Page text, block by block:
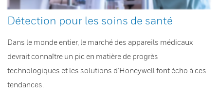
Détection pour les soins de santé
Dans le monde entier, le marché des appareils médicaux
devrait connaître un pic en matière de progrès
technologiques et les solutions d’Honeywell font écho à ces
tendances.